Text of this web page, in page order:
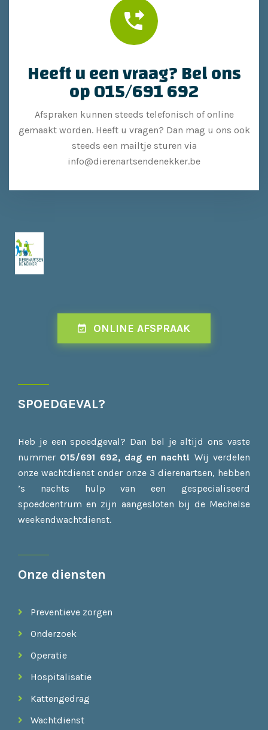
Heeft u een vraag? Bel ons
op 015/691 692
Afspraken kunnen steeds telefonisch of online
gemaakt worden. Heeft u vragen? Dan mag u ons ook
steeds een mailtje sturen via
info@dierenartsendenekker.be
ONLINE AFSPRAAK
SPOEDGEVAL?
Heb je een spoedgeval? Dan bel je altijd ons vaste
nummer 015/691 692, dag en nacht! Wij verdelen
onze wachtdienst onder onze 3 dierenartsen, hebben
’s nachts hulp van een gespecialiseerd
spoedcentrum en zijn aangesloten bij de Mechelse
weekendwachtdienst.
Onze diensten
Preventieve zorgen
Onderzoek
Operatie
Hospitalisatie
Kattengedrag
Wachtdienst